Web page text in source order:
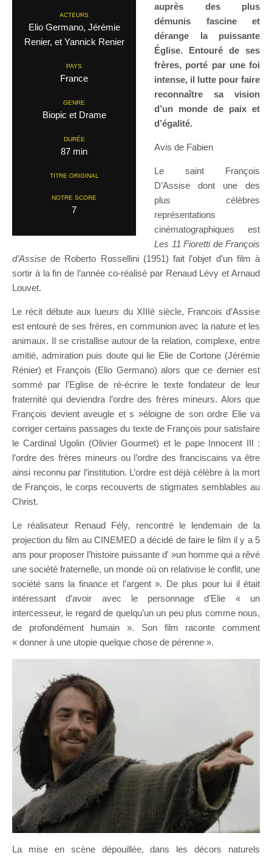
ACTEURS
Elio Germano, Jérémie
Renier, et Yannick Renier
PAYS
France
GENRE
Biopic et Drame
DURÉE
87 min
TITRE ORIGINAL
NOTRE SCORE
7
auprès des plus
démunis fascine et
dérange la puissante
Église. Entouré de ses
frères, porté par une foi
intense, il lutte pour faire
reconnaître sa vision
d’un monde de paix et
d’égalité.
Avis de Fabien
Le saint François
D’Assise dont une des
plus célèbres
représentations
cinématographiques est
Les 11 Fioretti de François
d’Assise de Roberto Rossellini (1951) fait l’objet d’un film à
sortir à la fin de l’année co-réalisé par Renaud Lévy et Arnaud
Louvet.
Le récit débute aux lueurs du XIIIè siècle, Francois d’Assise
est entouré de ses frères, en communion avec la nature et les
animaux. Il se cristallise autour de la relation, complexe, entre
amitié, admiration puis doute qui lie Elie de Cortone (Jérémie
Rénier) et François (Elio Germano) alors que ce dernier est
sommé par l’Eglise de ré-écrire le texte fondateur de leur
fraternité qui deviendra l’ordre des frères mineurs. Alors que
François devient aveugle et s »éloigne de son ordre Elie va
corriger certains passages du texte de François pour satisfaire
le Cardinal Ugolin (Olivier Gourmet) et le pape Innocent III :
l’ordre des frères mineurs ou l’ordre des franciscains va être
ainsi reconnu par l’institution. L’ordre est déjà célèbre à la mort
de François, le corps recouverts de stigmates semblables au
Christ.
Le réalisateur Renaud Fély, rencontré le lendemain de la
projection du film au CINEMED a décidé de faire le film il y a 5
ans pour proposer l’histoire puissante d' »un homme qui a rêvé
une société fraternelle, un monde où on relativise le conflit, une
société sans la finance et l’argent ». De plus pour lui il était
intéressant d’avoir avec le personnage d’Elie « un
intercesseur, le regard de quelqu’un un peu plus comme nous,
de profondément humain ». Son film raconte comment
« donner à une utopie quelque chose de pérenne ».
La mise en scène dépouillée, dans les décors naturels